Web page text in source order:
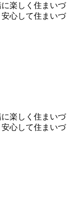
楽しく住まいづ
心して住まいづ
楽しく住まいづ
心して住まいづ